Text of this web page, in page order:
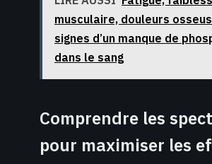
musculaire, douleurs
signes d’un manque de
dans le sang
Comprendre les
pour maximiser les